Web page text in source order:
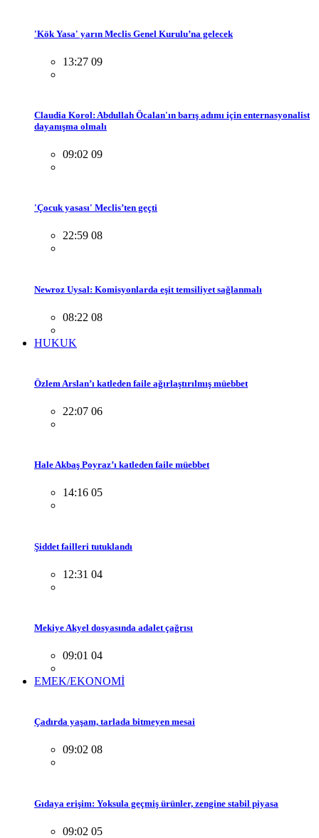
'Kök Yasa' yarın Meclis Genel Kurulu’na gelecek
13:27 09
Claudia Korol: Abdullah Öcalan'ın barış adımı için enternasyonalist
dayanışma olmalı
09:02 09
'Çocuk yasası' Meclis’ten geçti
22:59 08
Newroz Uysal: Komisyonlarda eşit temsiliyet sağlanmalı
08:22 08
HUKUK
Özlem Arslan’ı katleden faile ağırlaştırılmış müebbet
22:07 06
Hale Akbaş Poyraz’ı katleden faile müebbet
14:16 05
Şiddet failleri tutuklandı
12:31 04
Mekiye Akyel dosyasında adalet çağrısı
09:01 04
EMEK/EKONOMİ
Çadırda yaşam, tarlada bitmeyen mesai
09:02 08
Gıdaya erişim: Yoksula geçmiş ürünler, zengine stabil piyasa
09:02 05